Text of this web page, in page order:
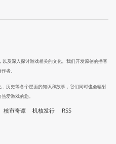
及深入探讨游戏相关的文化。我们开发原创的播客
者。
历史等各个层面的知识和故事，它们同时也会辐射
爱游戏的您。
核市奇谭 机核发行 RSS